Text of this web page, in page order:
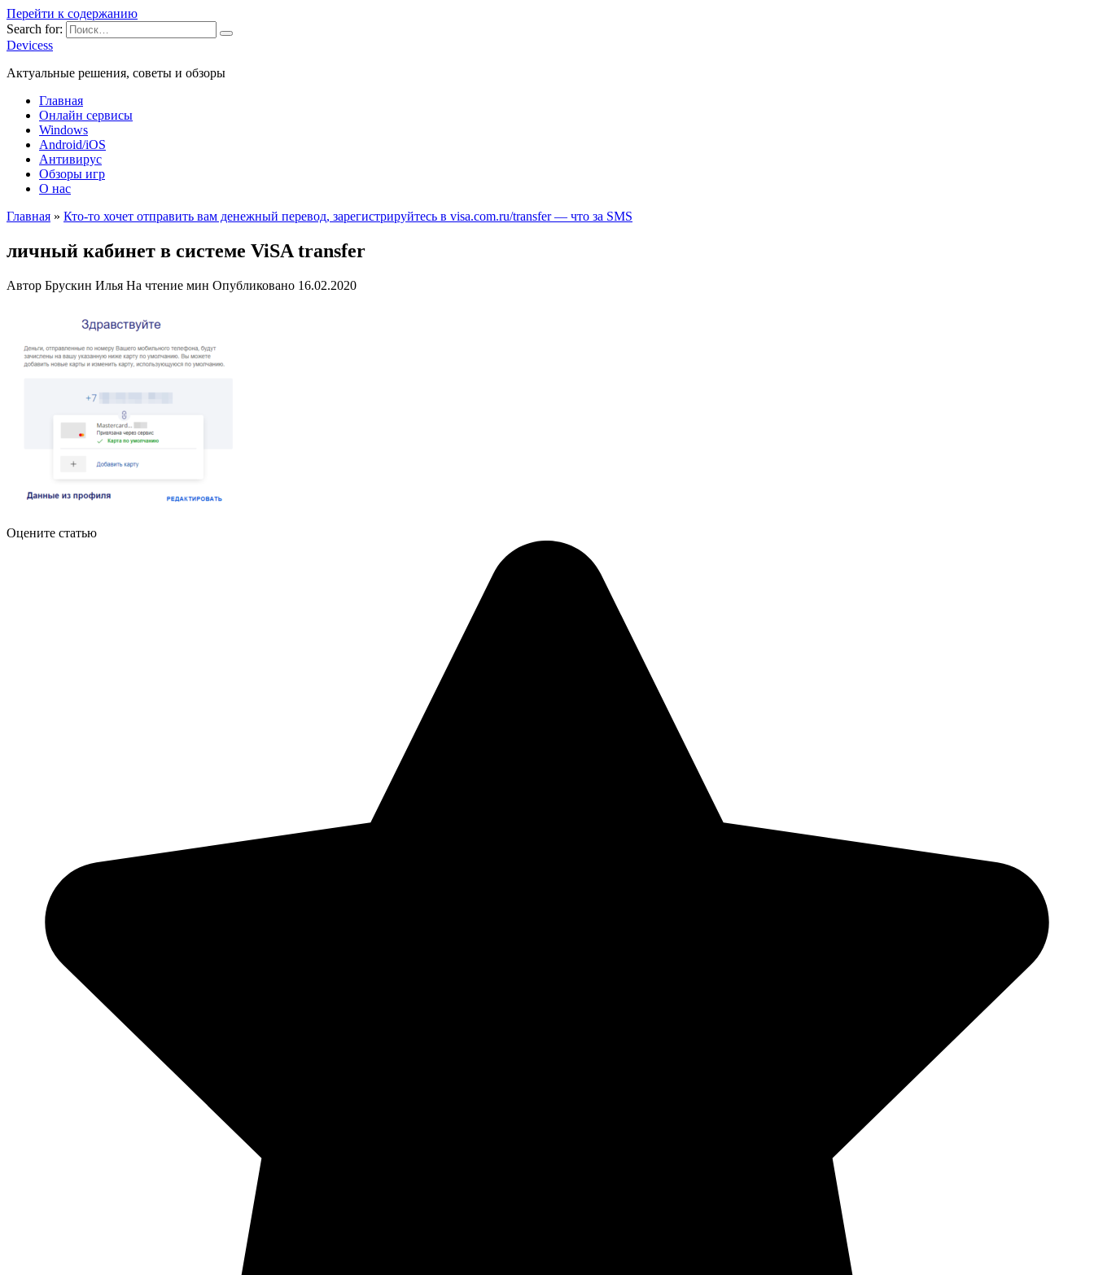
Перейти к содержанию
Search for:
Devicess
Актуальные решения, советы и обзоры
Главная
Онлайн сервисы
Windows
Android/iOS
Антивирус
Обзоры игр
О нас
Главная » Кто-то хочет отправить вам денежный перевод, зарегистрируйтесь в visa.com.ru/transfer — что за SMS
личный кабинет в системе ViSA transfer
Автор Брускин Илья На чтение мин Опубликовано 16.02.2020
Оцените статью